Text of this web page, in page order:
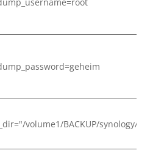
volume1/BACKUP/synology/